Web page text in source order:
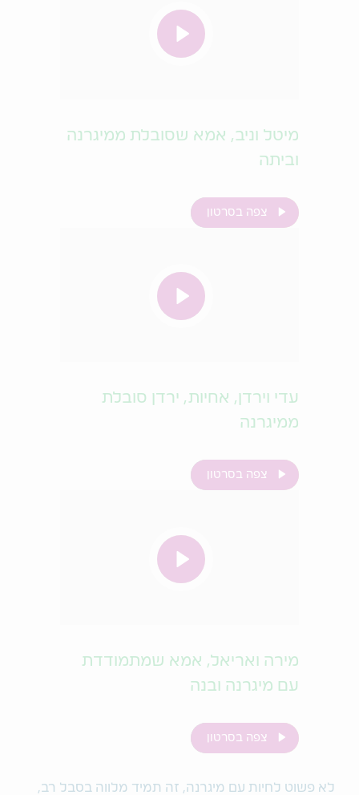
מיטל וניב, אמא שסובלת ממיגרנה
וביתה
צפה בסרטון
עדי וירדן, אחיות, ירדן סובלת
ממיגרנה
צפה בסרטון
מירה ואריאל, אמא שמתמודדת
עם מיגרנה ובנה
צפה בסרטון
לא פשוט לחיות עם מיגרנה, זה תמיד מלווה בסבל רב,